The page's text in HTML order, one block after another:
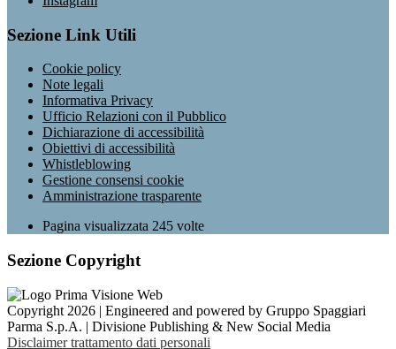
Sezione Link Utili
Cookie policy
Note legali
Informativa Privacy
Ufficio Relazioni con il Pubblico
Dichiarazione di accessibilità
Obiettivi di accessibilità
Whistleblowing
Gestione consensi cookie
Amministrazione trasparente
Pagina visualizzata 245 volte
Sezione Copyright
Copyright 2026 | Engineered and powered by Gruppo Spaggiari
Parma S.p.A. | Divisione Publishing & New Social Media
Disclaimer trattamento dati personali